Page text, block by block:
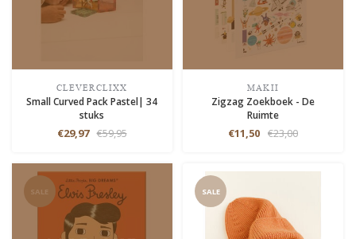
CLEVERCLIXX
Small Curved Pack Pastel| 34
stuks
€29,97 €59,95
MAKII
Zigzag Zoekboek - De
Ruimte
€11,50 €23,00
SALE SALE